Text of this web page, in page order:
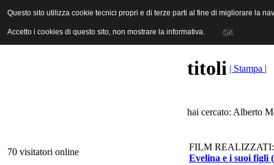
ANICA | Associazione Nazionale Industrie Cinematografiche
70 visitatori online
titoli | Stampa |
hai cercato: Alberto
FILM REALIZZATI:
Evelina e i suoi figli
Questo sito utilizza cookie tecnici propri e di terze parti al fine di migliorare la
Accetto i cookies di questo sito, non mostrare la informativa. OK
Questo sito utilizza cookie tecnici propri e di terze parti al fine di migliorare la
Accetto i cookies di questo sito, non mostrare la informativa. OK